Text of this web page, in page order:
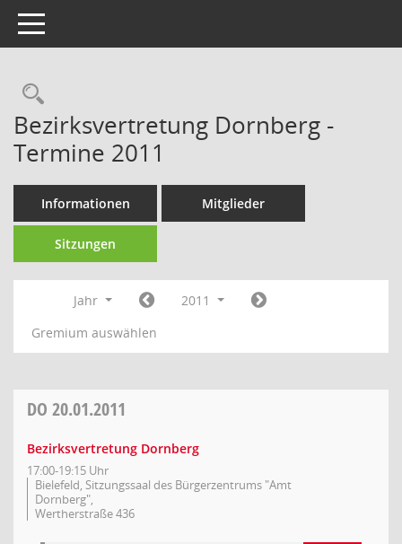
Toggle navigation
Rechercheauswahl
Bezirksvertretung Dornberg -
Termine 2011
Informationen Mitglieder
Sitzungen
Jahr
2011
Gremium auswählen
DO 20.01.2011
Bezirksvertretung Dornberg
17:00-19:15 Uhr
Bielefeld, Sitzungssaal des Bürgerzentrums "Amt
Dornberg",
Wertherstraße 436